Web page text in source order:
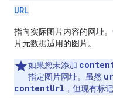
URL
指向实际图片内容的网址
片元数据适用的图片。
如果您未添加
指定图片网址。虽然
contentUrl ，但现有标